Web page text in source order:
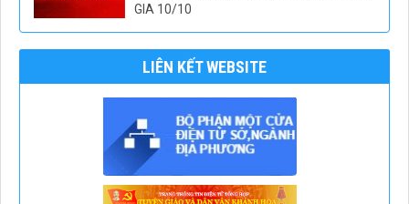
GIA 10/10
LIÊN KẾT WEBSITE